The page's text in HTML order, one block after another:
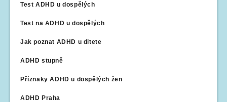
Test ADHD u dospělých
Test na ADHD u dospělých
Jak poznat ADHD u ditete
ADHD stupně
Příznaky ADHD u dospělých žen
ADHD Praha